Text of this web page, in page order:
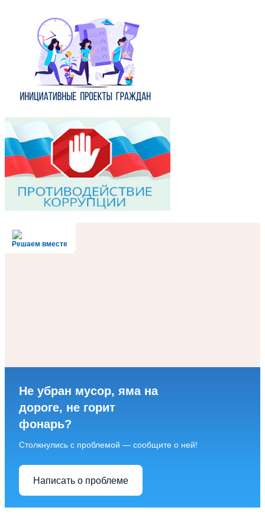
Решаем вместе
Не убран мусор, яма на
дороге, не горит
фонарь?
Столкнулись с проблемой — сообщите о ней!
Написать о проблеме